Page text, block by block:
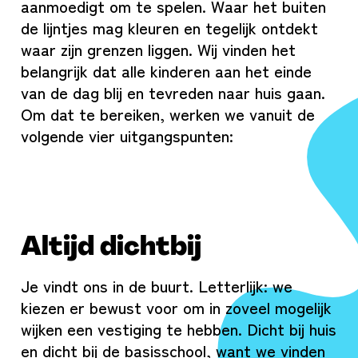
aanmoedigt om te spelen. Waar het buiten
de lijntjes mag kleuren en tegelijk ontdekt
waar zijn grenzen liggen. Wij vinden het
belangrijk dat alle kinderen aan het einde
van de dag blij en tevreden naar huis gaan.
Om dat te bereiken, werken we vanuit de
volgende vier uitgangspunten:
Altijd dichtbij
Je vindt ons in de buurt. Letterlijk: we
kiezen er bewust voor om in zoveel mogelijk
wijken een vestiging te hebben. Dicht bij huis
en dicht bij de basisschool, want we vinden